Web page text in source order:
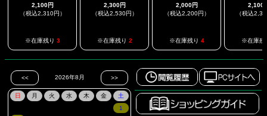
2,100円
（税込2,310円）
※在庫残り 3
2,300円
（税込2,530円）
※在庫残り 2
2,000円
（税込2,200円）
※在庫残り 4
2,100
（税込
※在庫残